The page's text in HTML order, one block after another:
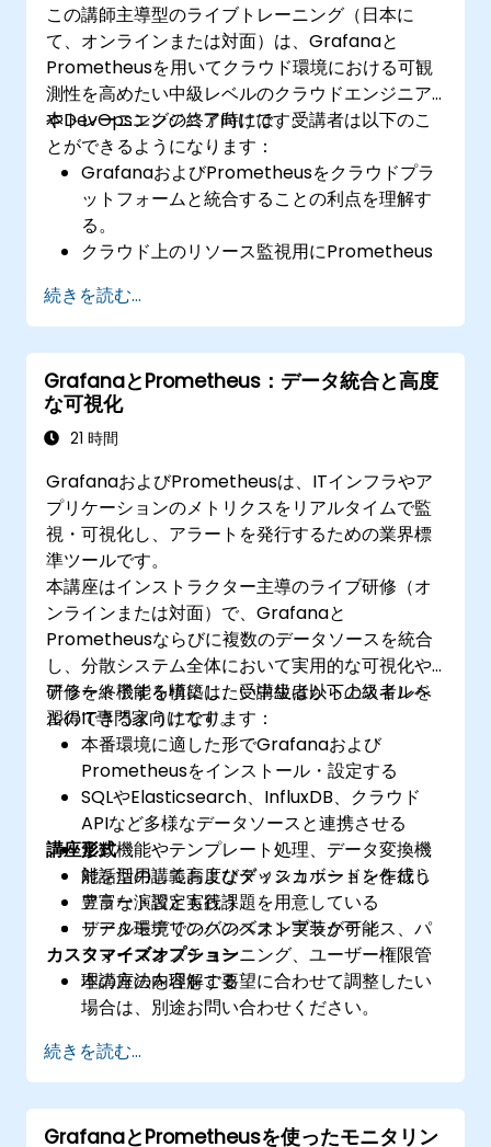
この講師主導型のライブトレーニング（日本に
て、オンラインまたは対面）は、Grafanaと
Prometheusを用いてクラウド環境における可観
測性を高めたい中級レベルのクラウドエンジニア
やDevOpsエンジニア向けです。
本トレーニングの終了時には、受講者は以下のこ
とができるようになります：
GrafanaおよびPrometheusをクラウドプラ
ットフォームと統合することの利点を理解す
る。
クラウド上のリソース監視用にPrometheus
クラウドサービスの指標を可視化するために
Grafanaを構成する。
監視機能の拡張性向上に向け、クラウドネイ
ティブなツールや統合機能を活用する。
続きを読む...
GrafanaとPrometheus：データ統合と高度
な可視化
21 時間
GrafanaおよびPrometheusは、ITインフラやア
プリケーションのメトリクスをリアルタイムで監
視・可視化し、アラートを発行するための業界標
準ツールです。
本講座はインストラクター主導のライブ研修（オ
ンラインまたは対面）で、Grafanaと
Prometheusならびに複数のデータソースを統合
し、分散システム全体において実用的な可視化や
アラート機能を構築したい中級者から上級者レベ
ルのIT専門家向けです。
研修を終了する頃には、受講生は以下のスキルを
習得できるようになります：
本番環境に適した形でGrafanaおよび
Prometheusをインストール・設定する
SQLやElasticsearch、InfluxDB、クラウド
APIなど多様なデータソースと連携させる
変数機能やテンプレート処理、データ変換機
能を活用して高度なダッシュボードを作成し
アラート設定も行う
データモデリングのベストプラクティス、パ
フォーマンスチューニング、ユーザー権限管
理の方法を理解する
講座形式
対話型の講義およびディスカッションを行う
豊富な演習と実践課題を用意している
リアル環境でのハンズオン実装が可能
カスタマイズオプション
本講座の内容をご要望に合わせて調整したい
場合は、別途お問い合わせください。
続きを読む...
GrafanaとPrometheusを使ったモニタリン